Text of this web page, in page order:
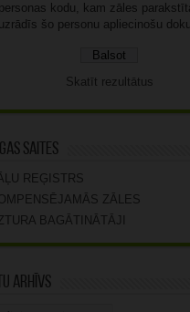
kodu, kam zāles
šo personu apliecinošu
Skatīt rezultātus
saites
REĢISTRS
ZĀLES
BAGĀTINĀTĀJI
arhīvs